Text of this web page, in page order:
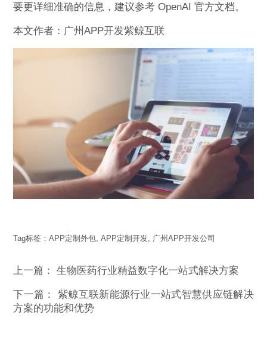
要更详细准确的信息，建议参考 OpenAI 官方文档。
本文作者：广州APP开发紫鲸互联
Tag标签：APP定制外包 ,APP定制开发 广州APP开发公司
上一篇：生物医药行业精益数字化一站式解决方案
下一篇： 紫鲸互联新能源行业一站式智慧供应链解决
方案的功能和优势